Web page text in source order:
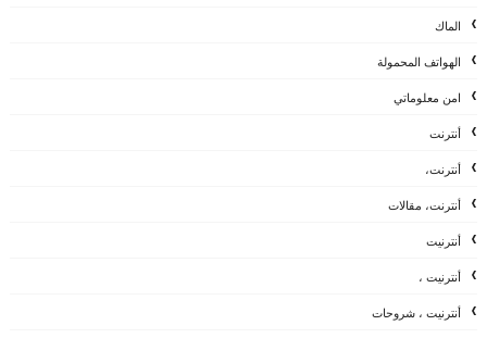
الماك
الهواتف المحمولة
امن معلوماتي
أنترنت
أنترنت،
أنترنت، مقالات
أنترنيت
أنترنيت ،
أنترنيت ، شروحات